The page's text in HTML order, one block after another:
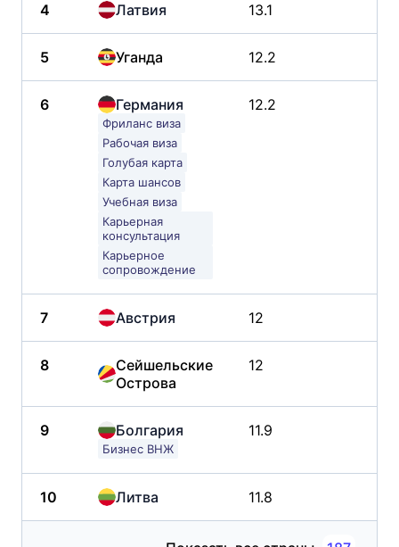
4 Латвия 13.1
5 Уганда 12.2
6 Германия
Фриланс виза
Рабочая виза
Голубая карта
Карта шансов
Учебная виза
Карьерная
консультация
Карьерное
сопровождение
12.2
7 Австрия 12
8
Сейшельские
Острова
12
9 Болгария
Бизнес ВНЖ
11.9
10 Литва 11.8